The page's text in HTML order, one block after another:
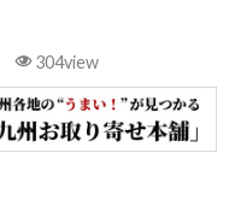
304view